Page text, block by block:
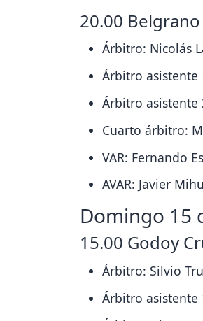
20.00
Árbitro: Nicolás
Árbitro asistente
Árbitro asistente
Cuarto árbitro:
VAR: Fernando
AVAR: Javier
Domingo 15
15.00 Godoy
Árbitro: Silvio
Árbitro asistente